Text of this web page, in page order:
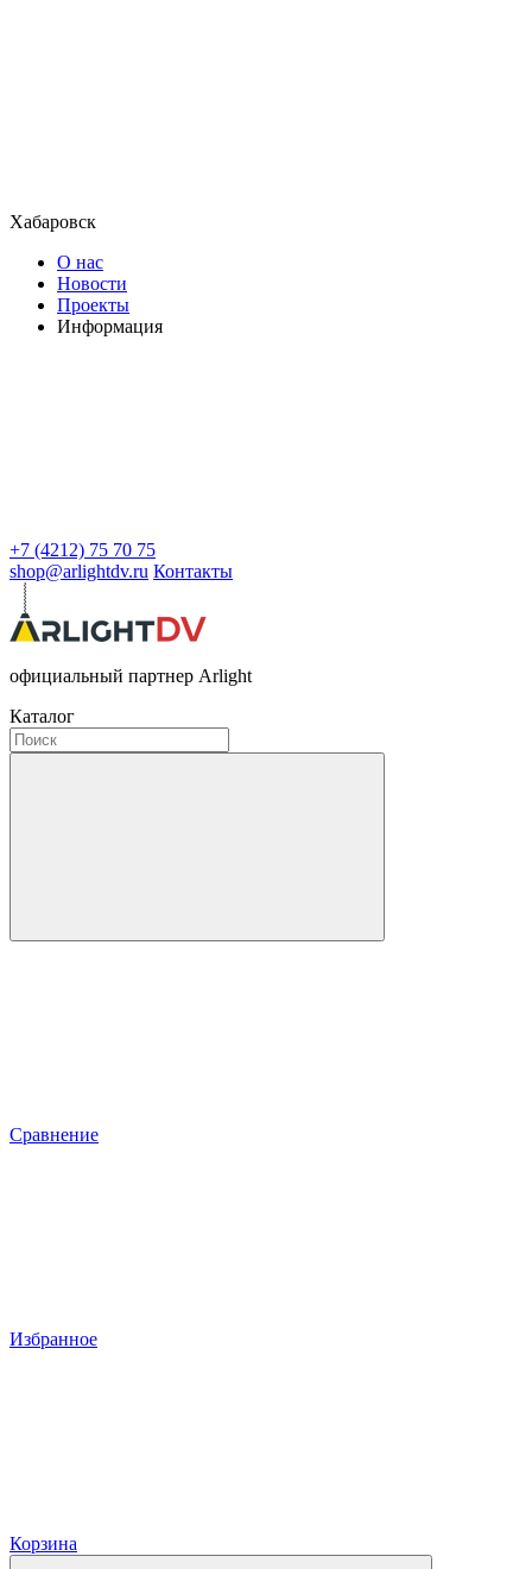
Хабаровск
О нас
Новости
Проекты
Информация
+7 (4212) 75 70 75
shop@arlightdv.ru Контакты
официальный партнер Arlight
Каталог
Сравнение
Избранное
Корзина